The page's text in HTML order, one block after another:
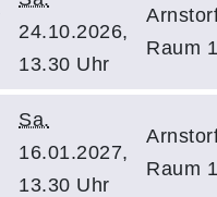
24.10.2026,
13.30 Uhr
Raum 1
Sa.
16.01.2027,
13.30 Uhr
Raum 1